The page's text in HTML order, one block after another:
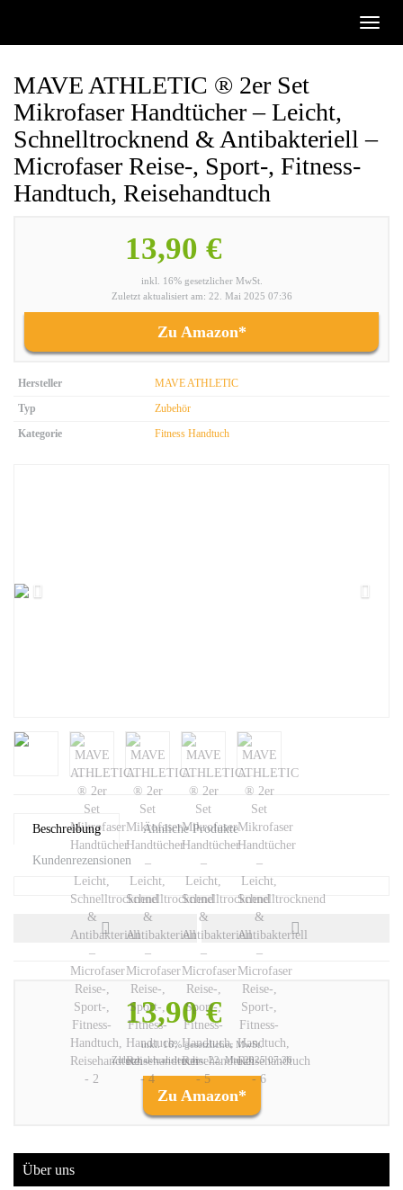
main
Toggle
MAVE ATHLETIC ® 2er Set
Mikrofaser Handtücher – Leicht,
Schnelltrocknend & Antibakteriell –
Microfaser Reise-, Sport-, Fitness-
Handtuch, Reisehandtuch
13,90 €
inkl. 16% gesetzlicher MwSt.
Zuletzt aktualisiert am: 22. Mai 2025 07:36
Zu Amazon*
Hersteller
MAVE ATHLETIC
Typ
Zubehör
Kategorie
Fitness Handtuch
Beschreibung Ähnliche Produkte
Kundenrezensionen
13,90 €
inkl. 16% gesetzlicher MwSt.
Zuletzt aktualisiert am: 22. Mai 2025 07:36
Zu Amazon*
Über uns